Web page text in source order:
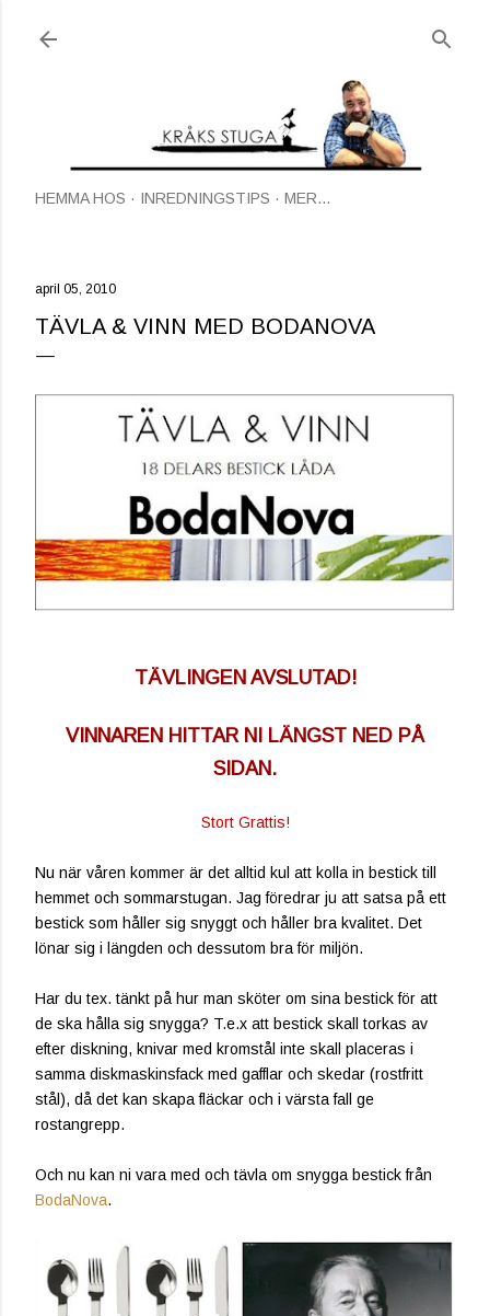
HEMMA HOS INREDNINGSTIPS MER…
april 05, 2010
TÄVLA & VINN MED BODANOVA
TÄVLINGEN AVSLUTAD!
VINNAREN HITTAR NI LÄNGST NED PÅ
SIDAN.
Stort Grattis!
Nu när våren kommer är det alltid kul att kolla in bestick till
hemmet och sommarstugan. Jag föredrar ju att satsa på ett
bestick som håller sig snyggt och håller bra kvalitet. Det
lönar sig i längden och dessutom bra för miljön.
Har du tex. tänkt på hur man sköter om sina bestick för att
de ska hålla sig snygga? T.e.x att bestick skall torkas av
efter diskning, knivar med kromstål inte skall placeras i
samma diskmaskinsfack med gafflar och skedar (rostfritt
stål), då det kan skapa fläckar och i värsta fall ge
rostangrepp.
Och nu kan ni vara med och tävla om snygga bestick från
BodaNova.